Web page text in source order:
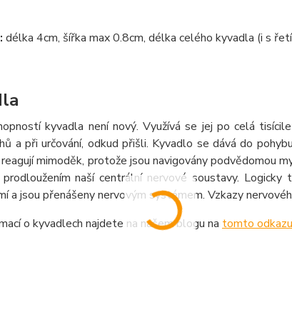
délka 4cm, šířka max 0.8cm, délka celého kyvadla (i s
íkyvadla nenínový. Využívá se jej po celá tisí
a při určování, odkud přišli. Kyvadlo se dává do
ímimoděk, protože jsou navigovány podvědomou
ím našícentrálnínervové soustavy. Logicky
ía jsou přenášeny nervovým systémem. Vzkazy nervové
o kyvadlech najdete na našem blogu na tomto odkazu